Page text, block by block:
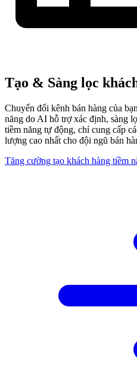
Tạo & Sàng lọc
Chuyển đổi kênh bán hàng của
năng do AI hỗ trợ xác định, sàng
tiềm năng tự động, chỉ cung cấp
lượng cao nhất cho đội ngũ bán
Tăng cường tạo khách hàng tiềm